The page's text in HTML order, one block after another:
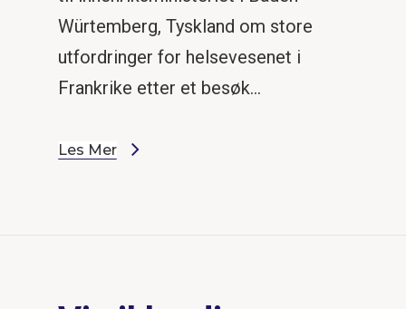
Würtemberg, Tyskland om store
utfordringer for helsevesenet i
Frankrike etter et besøk…
Les Mer